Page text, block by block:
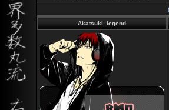
Akatsuki_legend